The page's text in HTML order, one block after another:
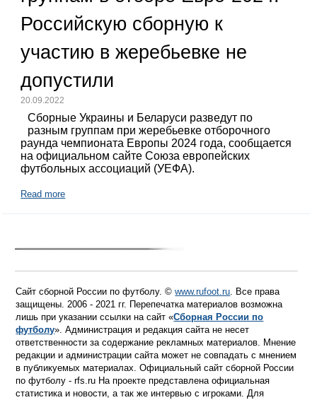
Российскую сборную к
участию в жеребьевке не
допустили
20.09.2022
Сборные Украины и Беларуси разведут по
разным группам при жеребьевке отборочного
раунда чемпионата Европы 2024 года, сообщается
на официальном сайте Союза европейских
футбольных ассоциаций (УЕФА).
Read more
Сайт сборной России по футболу. ©www.rufoot.ru. Все права
защищены. 2006 - 2021 гг. Перепечатка материалов возможна
лишь при указании ссылки на сайт «Сборная России по
футболу». Администрация и редакция сайта не несет
ответственности за содержание рекламных материалов. Мнение
редакции и администрации сайта может не совпадать с мнением
в публикуемых материалах. Официальный сайт сборной России
по футболу - rfs.ru На проекте представлена официальная
статистика и новости, а так же интервью с игроками. Для